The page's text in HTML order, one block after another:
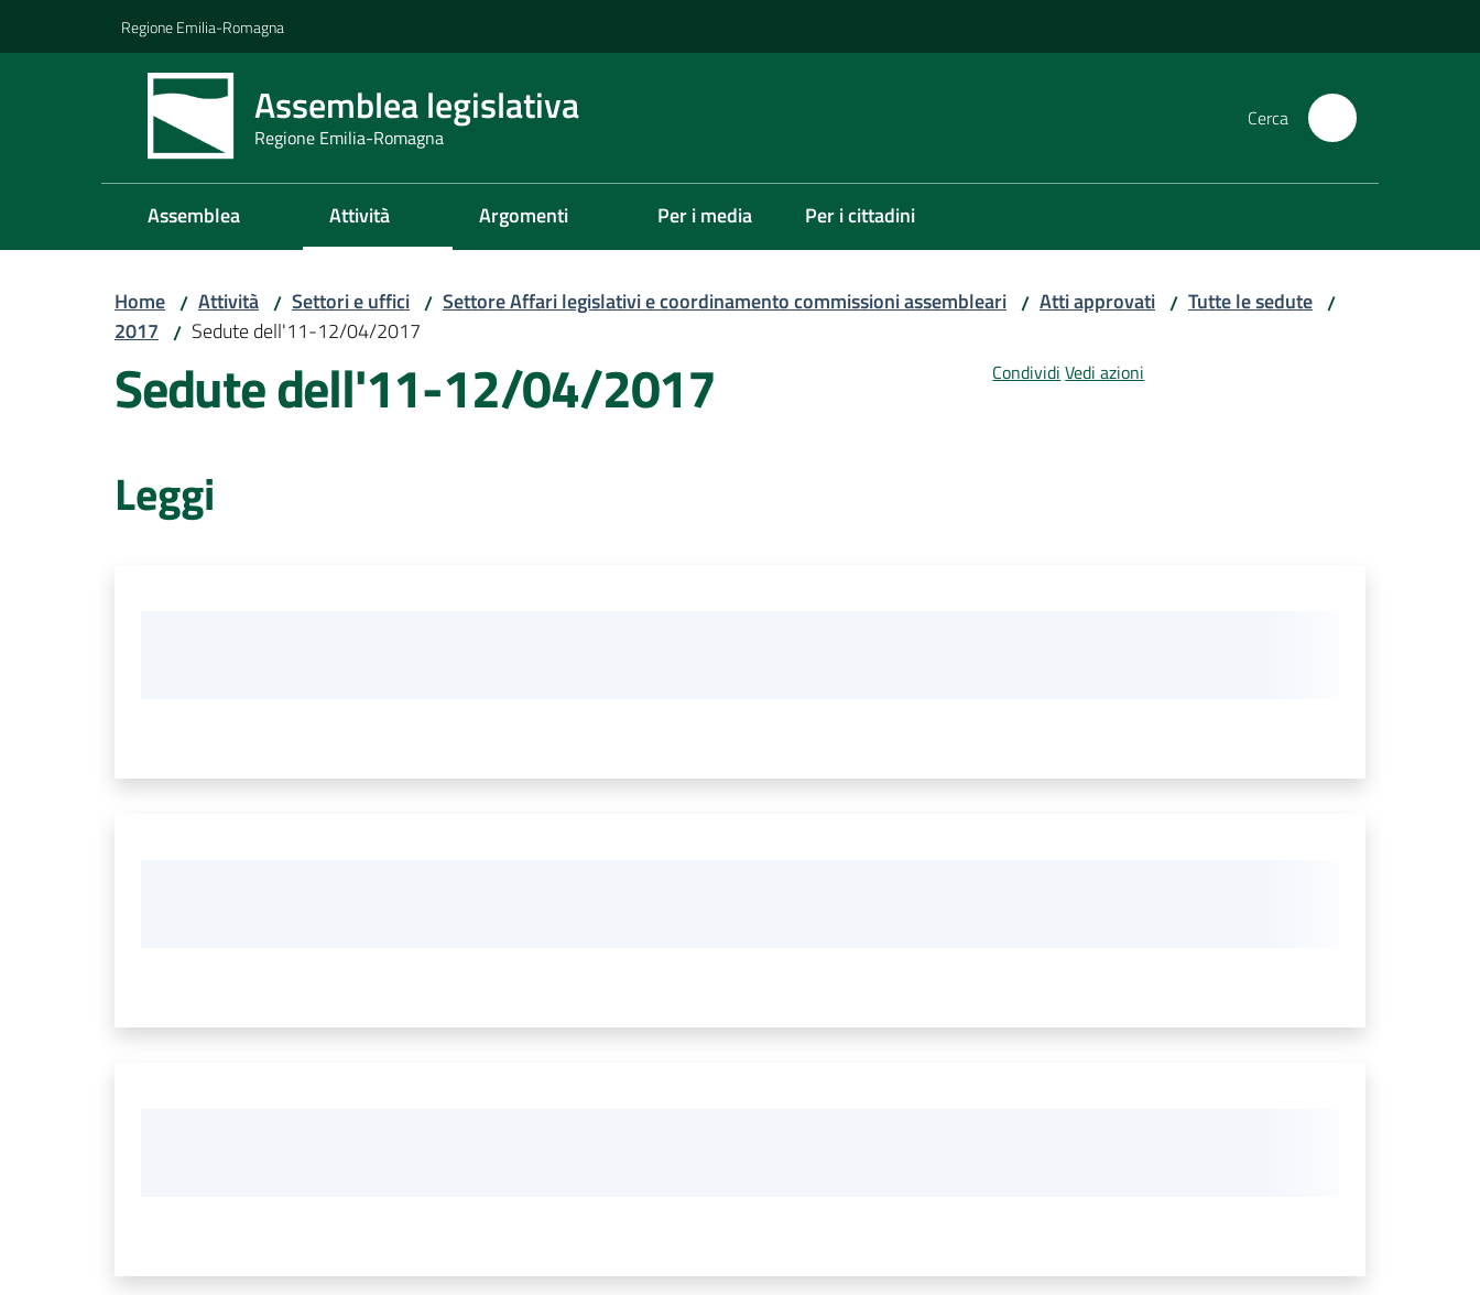
Regione Emilia-Romagna
Assemblea legislativa
Regione Emilia-Romagna
Cerca
Assemblea Attività Argomenti Per i media Per i cittadini
Home / Attività / Settori e uffici / Settore Affari legislativi e coordinamento commissioni assembleari / Atti approvati / Tutte le sedute /
2017 / Sedute dell'11-12/04/2017
Sedute dell'11-12/04/2017 Condividi Vedi azioni
Leggi